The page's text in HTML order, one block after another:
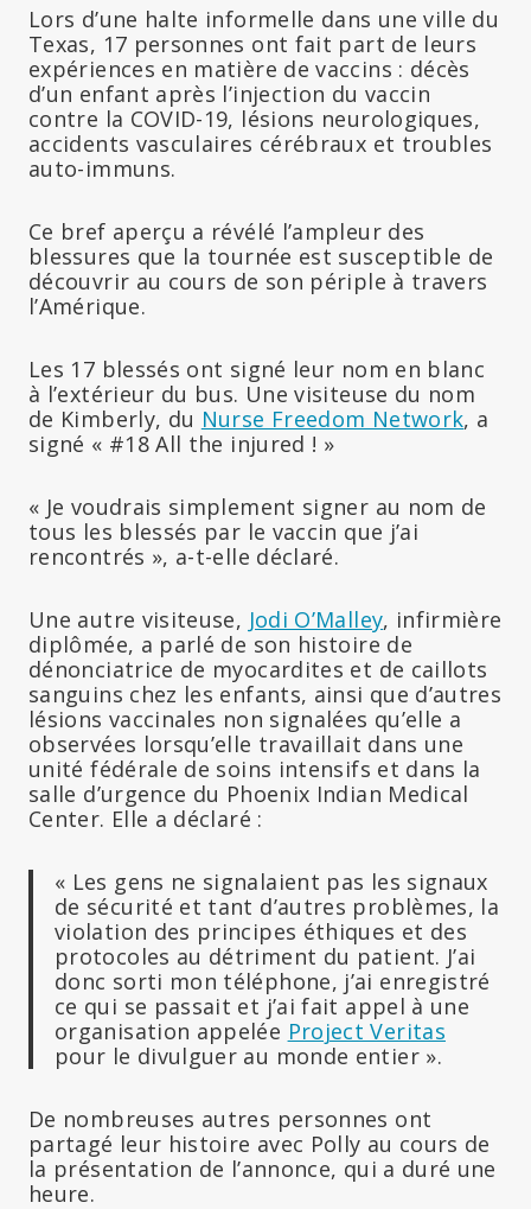
Lors d’une halte informelle dans une ville du
Texas, 17 personnes ont fait part de leurs
expériences en matière de vaccins : décès
d’un enfant après l’injection du vaccin
contre la COVID-19, lésions neurologiques,
accidents vasculaires cérébraux et troubles
auto-immuns.
Ce bref aperçu a révélé l’ampleur des
blessures que la tournée est susceptible de
découvrir au cours de son périple à travers
l’Amérique.
Les 17 blessés ont signé leur nom en blanc
à l’extérieur du bus. Une visiteuse du nom
de Kimberly, du Nurse Freedom Network, a
signé « #18 All the injured ! »
« Je voudrais simplement signer au nom de
tous les blessés par le vaccin que j’ai
rencontrés », a-t-elle déclaré.
Une autre visiteuse, Jodi O’Malley, infirmière
diplômée, a parlé de son histoire de
dénonciatrice de myocardites et de caillots
sanguins chez les enfants, ainsi que d’autres
lésions vaccinales non signalées qu’elle a
observées lorsqu’elle travaillait dans une
unité fédérale de soins intensifs et dans la
salle d’urgence du Phoenix Indian Medical
Center. Elle a déclaré :
« Les gens ne signalaient pas les signaux
de sécurité et tant d’autres problèmes, la
violation des principes éthiques et des
protocoles au détriment du patient. J’ai
donc sorti mon téléphone, j’ai enregistré
ce qui se passait et j’ai fait appel à une
organisation appelée Project Veritas
pour le divulguer au monde entier ».
De nombreuses autres personnes ont
partagé leur histoire avec Polly au cours de
la présentation de l’annonce, qui a duré une
heure.